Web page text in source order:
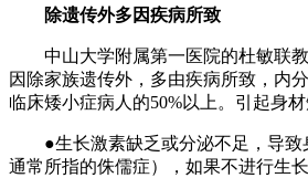
除遗传外多因疾病所致
中山大学附属第一医院的杜敏联教
因除家族遗传外，多由疾病所致，内
临床矮小症病人的50%以上。引起身
●生长激素缺乏或分泌不足，导致
通常所指的侏儒症），如果不进行生